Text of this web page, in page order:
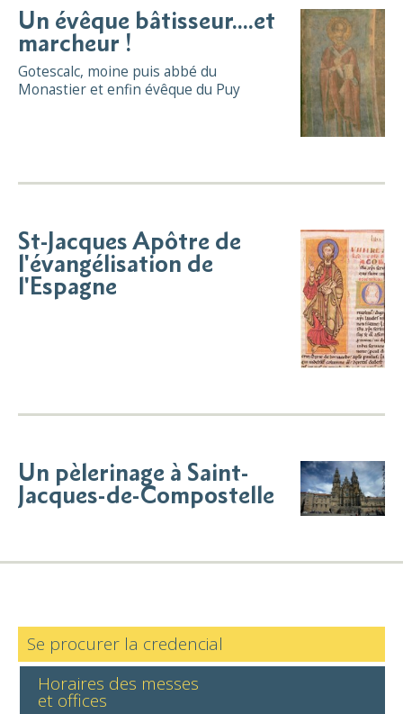
Un évêque bâtisseur....et
marcheur !
Gotescalc, moine puis abbé du
Monastier et enfin évêque du Puy
St-Jacques Apôtre de
l'évangélisation de
l'Espagne
Un pèlerinage à Saint-
Jacques-de-Compostelle
Se procurer la credencial
Horaires des messes
et offices